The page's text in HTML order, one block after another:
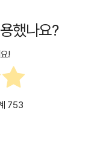
했나요?
!
753